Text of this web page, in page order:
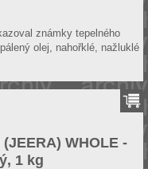
známky tepelného
olej, nahořklé, nažluklé
WHOLE -
1 kg